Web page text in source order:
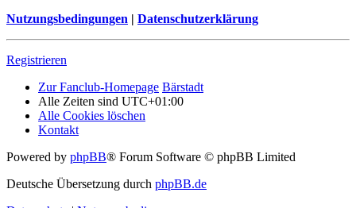
Nutzungsbedingungen | Datenschutzerklärung
Registrieren
Zur Fanclub-Homepage Bärstadt
Alle Zeiten sind UTC+01:00
Alle Cookies löschen
Kontakt
Powered by phpBB® Forum Software © phpBB Limited
Deutsche Übersetzung durch phpBB.de